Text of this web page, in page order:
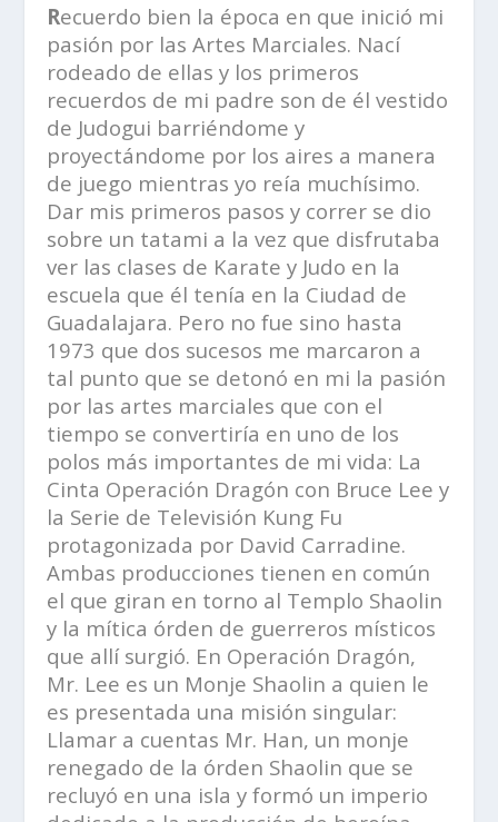
Recuerdo bien la época en que inició mi
pasión por las Artes Marciales. Nací
rodeado de ellas y los primeros
recuerdos de mi padre son de él vestido
de Judogui barriéndome y
proyectándome por los aires a manera
de juego mientras yo reía muchísimo.
Dar mis primeros pasos y correr se dio
sobre un tatami a la vez que disfrutaba
ver las clases de Karate y Judo en la
escuela que él tenía en la Ciudad de
Guadalajara. Pero no fue sino hasta
1973 que dos sucesos me marcaron a
tal punto que se detonó en mi la pasión
por las artes marciales que con el
tiempo se convertiría en uno de los
polos más importantes de mi vida: La
Cinta Operación Dragón con Bruce Lee y
la Serie de Televisión Kung Fu
protagonizada por David Carradine.
Ambas producciones tienen en común
el que giran en torno al Templo Shaolin
y la mítica órden de guerreros místicos
que allí surgió. En Operación Dragón,
Mr. Lee es un Monje Shaolin a quien le
es presentada una misión singular:
Llamar a cuentas Mr. Han, un monje
renegado de la órden Shaolin que se
recluyó en una isla y formó un imperio